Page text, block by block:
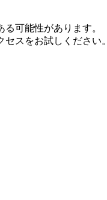
可能性があります。
スをお試しください。